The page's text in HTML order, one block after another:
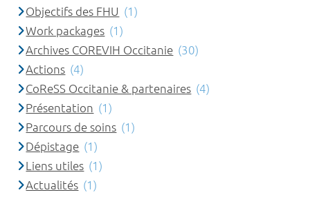
Objectifs des FHU (1)
Work packages (1)
Archives COREVIH Occitanie (30)
Actions (4)
CoReSS Occitanie & partenaires (4)
Présentation (1)
Parcours de soins (1)
Dépistage (1)
Liens utiles (1)
Actualités (1)